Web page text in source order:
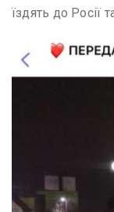
їздять до Росії